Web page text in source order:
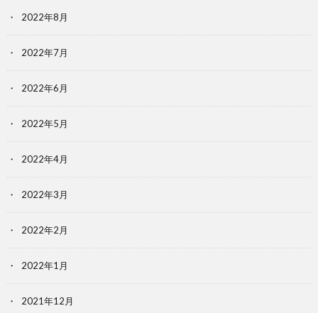
2022年8月
2022年7月
2022年6月
2022年5月
2022年4月
2022年3月
2022年2月
2022年1月
2021年12月